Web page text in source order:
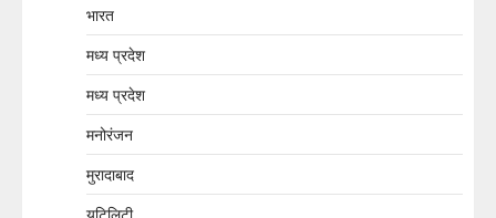
भारत
मध्य प्रदेश
मध्य प्रदेश
मनोरंजन
मुरादाबाद
यूटिलिटी